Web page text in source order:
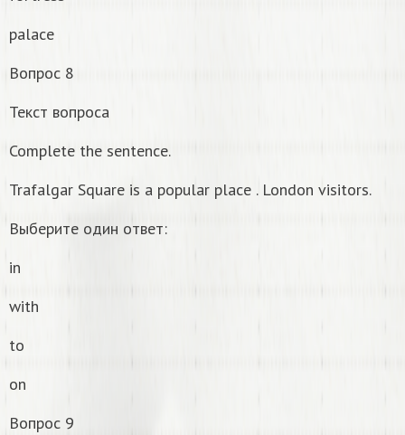
palace
Вопрос 8
Текст вопроса
Complete the sentence.
Trafalgar Square is a popular place . London visitors.
Выберите один ответ:
in
with
to
on
Вопрос 9